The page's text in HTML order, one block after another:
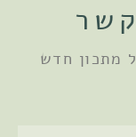
מתכון חדש